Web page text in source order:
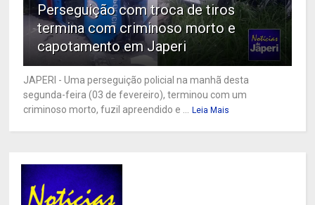
Perseguição com troca de tiros
termina com criminoso morto e
capotamento em Japeri
JAPERI - Uma perseguição policial na manhã desta
segunda-feira (03 de fevereiro), terminou com um
criminoso morto, fuzil apreendido e ...
Leia Mais